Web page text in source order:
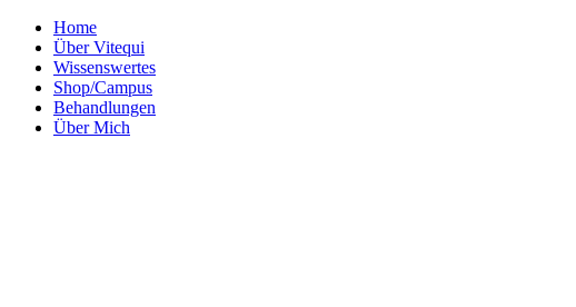
Zum
Inhalt
wechseln
Home
Über Vitequi
Wissenswertes
Shop/Campus
Behandlungen
Über Mich